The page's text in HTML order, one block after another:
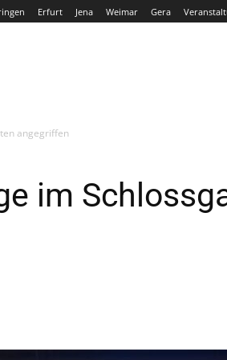
Erfurt Jena Weimar Gera
angegriffen
im